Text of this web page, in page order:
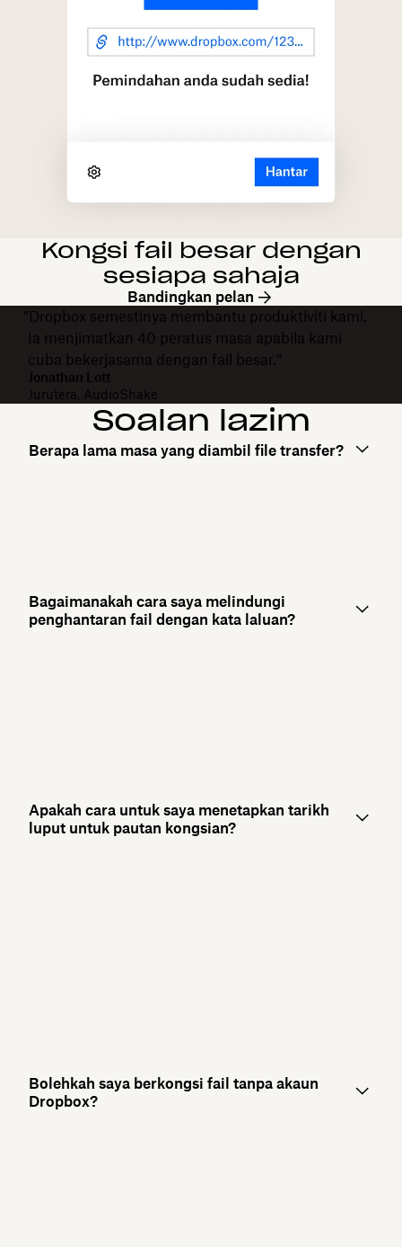
Kongsi fail besar dengan
sesiapa sahaja
Bandingkan pelan
“Dropbox semestinya membantu produktiviti kami.
Ia menjimatkan 40 peratus masa apabila kami
cuba bekerjasama dengan fail besar.”
Jonathan Lott
Jurutera, AudioShake
Soalan lazim
Berapa lama masa yang diambil file transfer?
Bagaimanakah cara saya melindungi
penghantaran fail dengan kata laluan?
Apakah cara untuk saya menetapkan tarikh
luput untuk pautan kongsian?
Bolehkah saya berkongsi fail tanpa akaun
Dropbox?